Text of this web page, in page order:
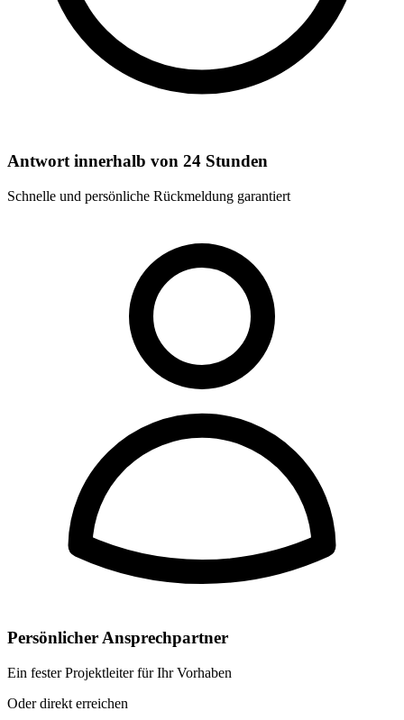
Antwort innerhalb von 24 Stunden
Schnelle und persönliche Rückmeldung garantiert
Persönlicher Ansprechpartner
Ein fester Projektleiter für Ihr Vorhaben
Oder direkt erreichen